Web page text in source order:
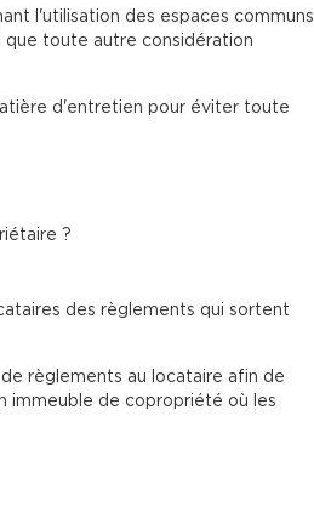
l'utilisation des espaces communs,
que toute autre considération
d'entretien pour éviter toute
?
des règlements qui sortent
règlements au locataire afin de
immeuble de copropriété où les